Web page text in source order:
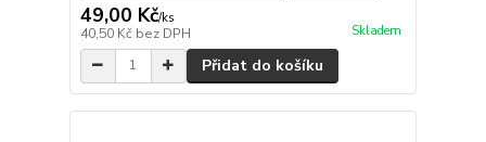
49,00 Kč/ks
40,50 Kč bez DPH Skladem
Přidat do košíku